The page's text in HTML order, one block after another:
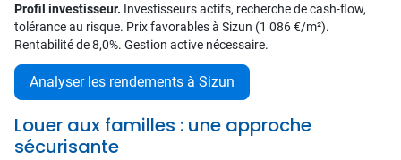
Profil investisseur. Investisseurs actifs, recherche de cash-flow,
tolérance au risque. Prix favorables à Sizun (1 086 €/m²).
Rentabilité de 8,0%. Gestion active nécessaire.
Analyser les rendements à Sizun
Louer aux familles : une approche
sécurisante